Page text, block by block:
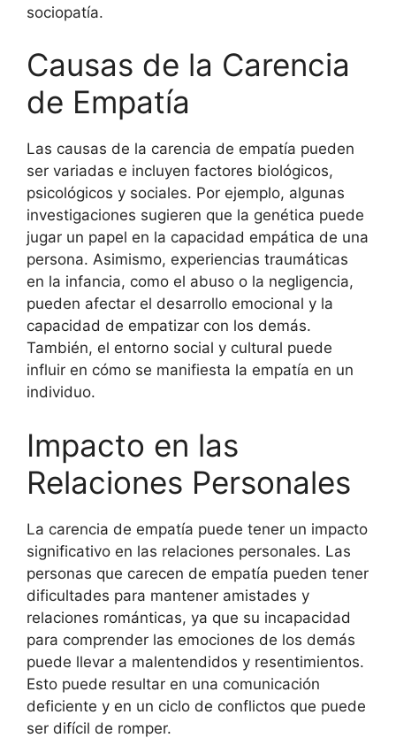
sociopatía.
Causas de la Carencia
de Empatía
Las causas de la carencia de empatía pueden
ser variadas e incluyen factores biológicos,
psicológicos y sociales. Por ejemplo, algunas
investigaciones sugieren que la genética puede
jugar un papel en la capacidad empática de una
persona. Asimismo, experiencias traumáticas
en la infancia, como el abuso o la negligencia,
pueden afectar el desarrollo emocional y la
capacidad de empatizar con los demás.
También, el entorno social y cultural puede
influir en cómo se manifiesta la empatía en un
individuo.
Impacto en las
Relaciones Personales
La carencia de empatía puede tener un impacto
significativo en las relaciones personales. Las
personas que carecen de empatía pueden tener
dificultades para mantener amistades y
relaciones románticas, ya que su incapacidad
para comprender las emociones de los demás
puede llevar a malentendidos y resentimientos.
Esto puede resultar en una comunicación
deficiente y en un ciclo de conflictos que puede
ser difícil de romper.